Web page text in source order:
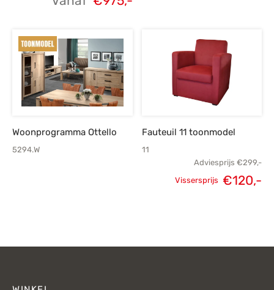
Woonprogramma Ottello
5294.W
Fauteuil 11 toonmodel
11
Adviesprijs €299,-
Vissersprijs €120,-